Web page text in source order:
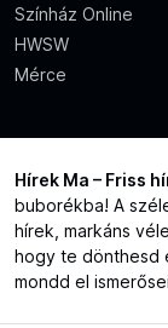
Színház Online
HWSW
Mérce
Hírek Ma – Friss
buborékba! A
hírek, markáns
hogy te dönthesd
mondd el